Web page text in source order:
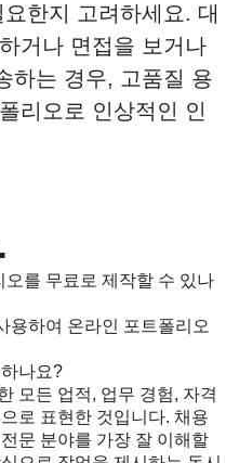
한지 고려하세요. 대
거나 면접을 보거나
하는 경우, 고품질 용
리오로 인상적인 인
를 무료로 제작할 수 있나
용하여 온라인 포트폴리오
나요?
모든 업적, 업무 경험, 자격
로 표현한 것입니다. 채용
문 분야를 가장 잘 이해할